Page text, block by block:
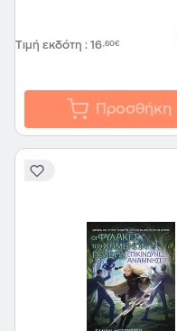
Τιμή εκδότη : 16,60€
Προσθήκη